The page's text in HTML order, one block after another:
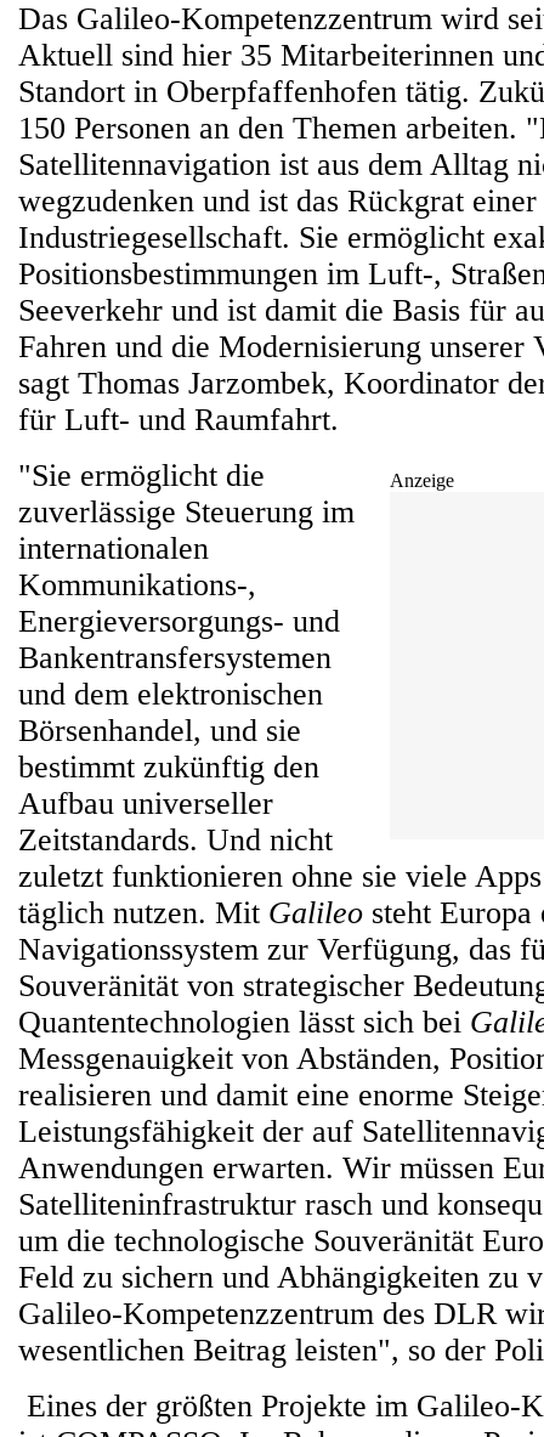
Das Galileo-Kompetenzzentrum wird
Aktuell sind hier 35 Mitarbeiterinnen
Standort in Oberpfaffenhofen tätig.
150 Personen an den Themen arbeiten.
Satellitennavigation ist aus dem Alltag
wegzudenken und ist das Rückgrat einer
Industriegesellschaft. Sie ermöglicht
Positionsbestimmungen im Luft-,
Seeverkehr und ist damit die Basis für
Fahren und die Modernisierung unserer
sagt Thomas Jarzombek, Koordinator
für Luft- und Raumfahrt.
Anzeige
"Sie ermöglicht die
zuverlässige Steuerung im
internationalen
Kommunikations-,
Energieversorgungs- und
Bankentransfersystemen
und dem elektronischen
Börsenhandel, und sie
bestimmt zukünftig den
Aufbau universeller
Zeitstandards. Und nicht
zuletzt funktionieren ohne sie viele
täglich nutzen. Mit Galileo steht Europa
Navigationssystem zur Verfügung, das
Souveränität von strategischer
Quantentechnologien lässt sich bei
Messgenauigkeit von Abständen,
realisieren und damit eine enorme
Leistungsfähigkeit der auf
Anwendungen erwarten. Wir müssen
Satelliteninfrastruktur rasch und
um die technologische Souveränität
Feld zu sichern und Abhängigkeiten zu
Galileo-Kompetenzzentrum des DLR
wesentlichen Beitrag leisten", so der
Eines der größten Projekte im Galileo-